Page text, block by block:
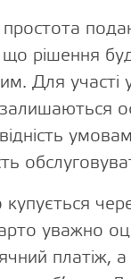
рішення
Для участі
уважно
платіж, а